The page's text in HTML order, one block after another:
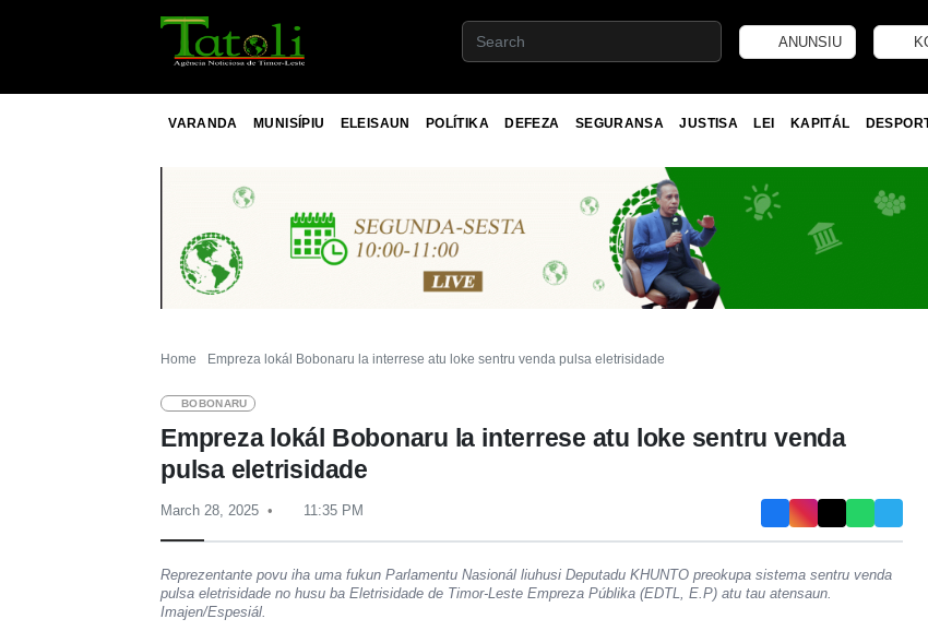
ANUNSIU
VARANDA MUNISÍPIU ELEISAUN POLÍTIKA DEFEZA SEGURANSA JUSTISA LEI KAPITÁL
Home Empreza lokál Bobonaru la interrese atu loke sentru venda pulsa eletrisidade
BOBONARU
Empreza lokál Bobonaru la interrese atu loke sentru venda
pulsa eletrisidade
March 28, 2025 11:35 PM
Reprezentante povu iha uma fukun Parlamentu Nasionál liuhusi Deputadu KHUNTO preokupa sistema sentru venda
pulsa eletrisidade no husu ba Eletrisidade de Timor-Leste Empreza Públika (EDTL, E.P) atu tau atensaun.
Imajen/Espesiál.